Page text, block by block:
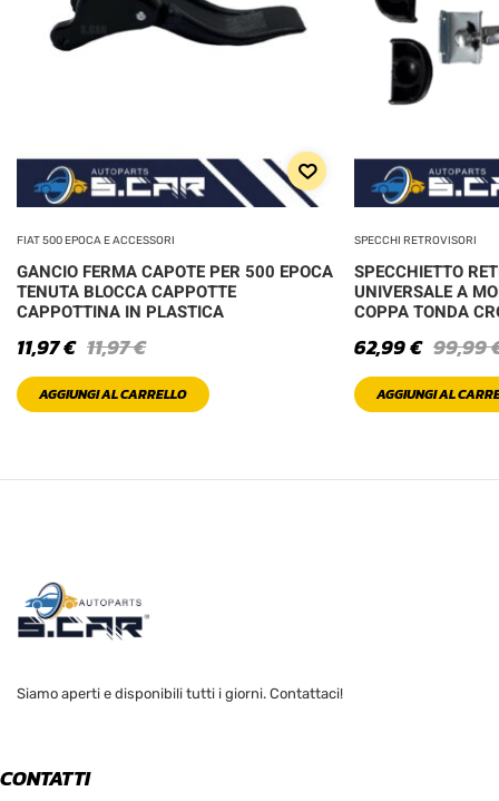
FIAT 500 EPOCA E ACCESSORI
GANCIO FERMA CAPOTE PER 500 EPOCA
TENUTA BLOCCA CAPPOTTE
CAPPOTTINA IN PLASTICA
11,97€
11,97€
AGGIUNGI AL CARRELLO
SPECCHI RETROVISORI
SPECCHIETTO
UNIVERSALE A
COPPA TONDA
99,99
62,99€
AGGIUNGI AL
Siamo aperti e disponibili tutti i giorni. Contattaci!
CONTATTI